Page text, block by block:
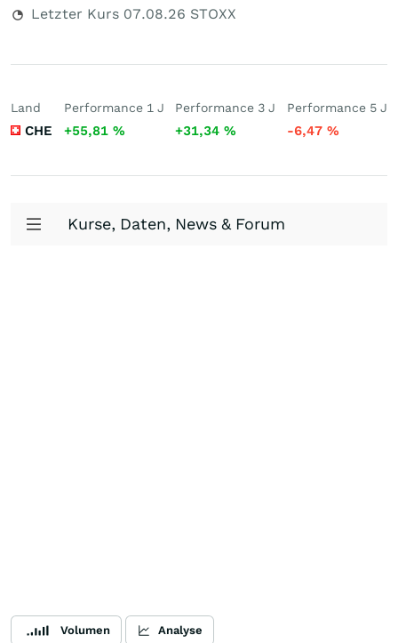
Letzter Kurs 07.08.26 STOXX
Land
CHE
Performance 1 J
+55,81 %
Performance 3 J
+31,34%
Performance 5 J
-6,47 %
Kurse, Daten, News & Forum
Volumen Analyse